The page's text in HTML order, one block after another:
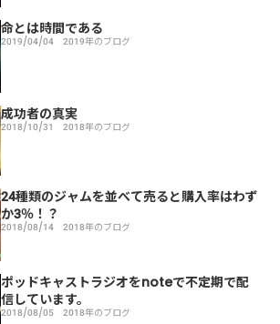
命とは時間である
2019/04/04 2019年のブログ
成功者の真実
2018/10/31 2018年のブログ
24種類のジャムを並べて売ると購入率はわず
か3％！？
2018/08/14 2018年のブログ
ポッドキャストラジオをnoteで不定期で配
信しています。
2018/08/05 2018年のブログ